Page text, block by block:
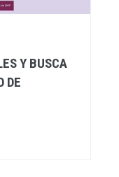
Y BUSCA
DE